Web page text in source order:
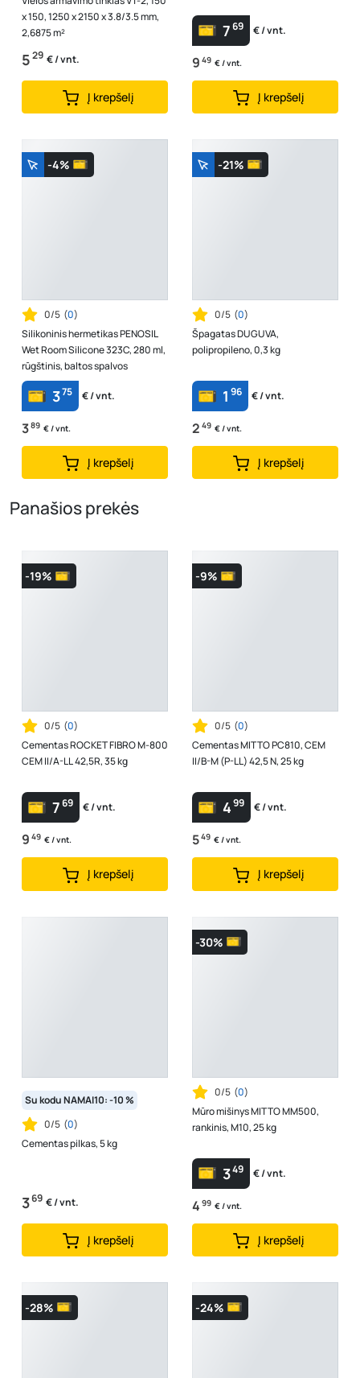
x 150, 1250 x 2150 x 3.8/3.5 mm,
2,6875 m²
529 € / vnt.
Į krepšelį
769 € / vnt.
9 49 € / vnt.
Į krepšelį
-4%
0/5 (0)
Silikoninis hermetikas PENOSIL
Wet Room Silicone 323C, 280 ml,
rūgštinis, baltos spalvos
375 € / vnt.
389 € / vnt.
Į krepšelį
-21%
0/5 (0)
Špagatas DUGUVA,
polipropileno, 0,3 kg
1 96 € / vnt.
2 49 € / vnt.
Į krepšelį
Panašios prekės
-19%
0/5 (0)
Cementas ROCKET FIBRO M-800
CEM II/A-LL 42,5R, 35 kg
769 € / vnt.
9 49 € / vnt.
Į krepšelį
-9%
0/5 (0)
Cementas MITTO PC810, CEM
II/B-M (P-LL) 42,5 N, 25 kg
499 € / vnt.
549 € / vnt.
Į krepšelį
Su kodu NAMAI10: -10 %
0/5 (0)
Cementas pilkas, 5 kg
369 € / vnt.
Į krepšelį
-30%
0/5 (0)
Mūro mišinys MITTO MM500,
rankinis, M10, 25 kg
349 € / vnt.
4 99 € / vnt.
Į krepšelį
-28% -24%